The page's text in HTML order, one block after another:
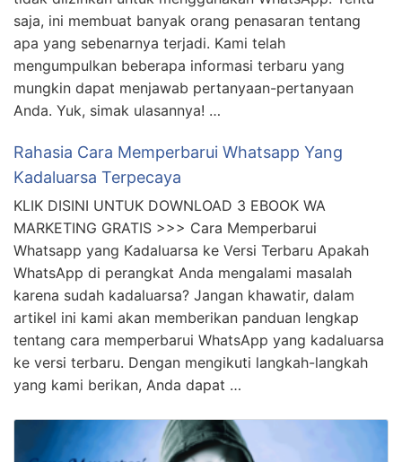
Whatsapp Wajib Kamu Ketahui
KLIK DISINI UNTUK DOWNLOAD 3 EBOOK WA
MARKETING GRATIS >>> Hai teman-teman! Ada berita
menarik untuk kita hari ini. Ada beberapa akun yang
tidak diizinkan untuk menggunakan WhatsApp. Tentu
apa yang sebenarnya terjadi. Kami telah
mengumpulkan beberapa informasi terbaru yang
mungkin dapat menjawab pertanyaan-pertanyaan
Anda. Yuk, simak ulasannya! …
Rahasia Cara Memperbarui Whatsapp Yang
Kadaluarsa Terpecaya
KLIK DISINI UNTUK DOWNLOAD 3 EBOOK WA
MARKETING GRATIS >>> Cara Memperbarui
Whatsapp yang Kadaluarsa ke Versi Terbaru Apakah
WhatsApp di perangkat Anda mengalami masalah
artikel ini kami akan memberikan panduan lengkap
tentang cara memperbarui WhatsApp yang kadaluarsa